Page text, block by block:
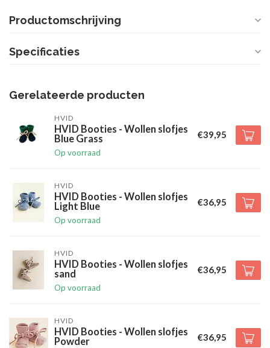
Productomschrijving
Specificaties
Gerelateerde producten
HVID
HVID Booties - Wollen slofjes
Blue Grass
Op voorraad
€39,95
HVID
HVID Booties - Wollen slofjes
Light Blue
Op voorraad
€36,95
HVID
HVID Booties - Wollen slofjes
sand
Op voorraad
€36,95
HVID
HVID Booties - Wollen slofjes
Powder
€36,95